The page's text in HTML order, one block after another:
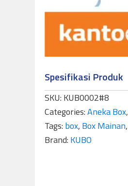
Spesifikasi Produk
SKU: KUB0002#8
Categories:Aneka Box,
Tags: box, Box Mainan,
Brand: KUBO